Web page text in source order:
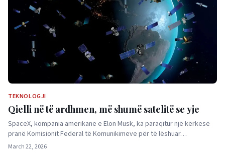
TEKNOLOGJI
Qielli në të ardhmen, më shumë satelitë se yje
SpaceX, kompania amerikane e Elon Musk, ka paraqitur një kërkesë
pranë Komisionit Federal të Komunikimeve për të lëshuar…
March 22, 2026